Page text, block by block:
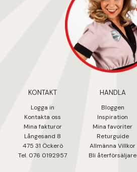
KONTAKT
Logga in
Kontakta oss
Mina fakturor
Långesand 8
475 31 Öckerö
Tel. 076 0192957
HANDLA
Bloggen
Inspiration
Mina favoriter
Returguide
Allmänna Villkor
Bli återförsäljare